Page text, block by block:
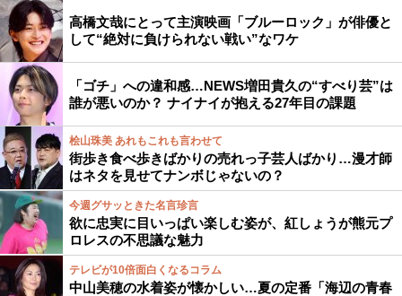
高橋文哉にとって主演映画「ブルーロック」が俳優と
して“絶対に負けられない戦い”なワケ
「ゴチ」への違和感…NEWS増田貴久の“すべり芸”は
誰が悪いのか？ ナイナイが抱える27年目の課題
桧山珠美 あれもこれも言わせて
街歩き食べ歩きばかりの売れっ子芸人ばかり…漫才師
はネタを見せてナンボじゃないの？
今週グサッときた名言珍言
欲に忠実に目いっぱい楽しむ姿が、紅しょうが熊元プ
ロレスの不思議な魅力
テレビが10倍面白くなるコラム
中山美穂の水着姿が懐かしい…夏の定番「海辺の青春